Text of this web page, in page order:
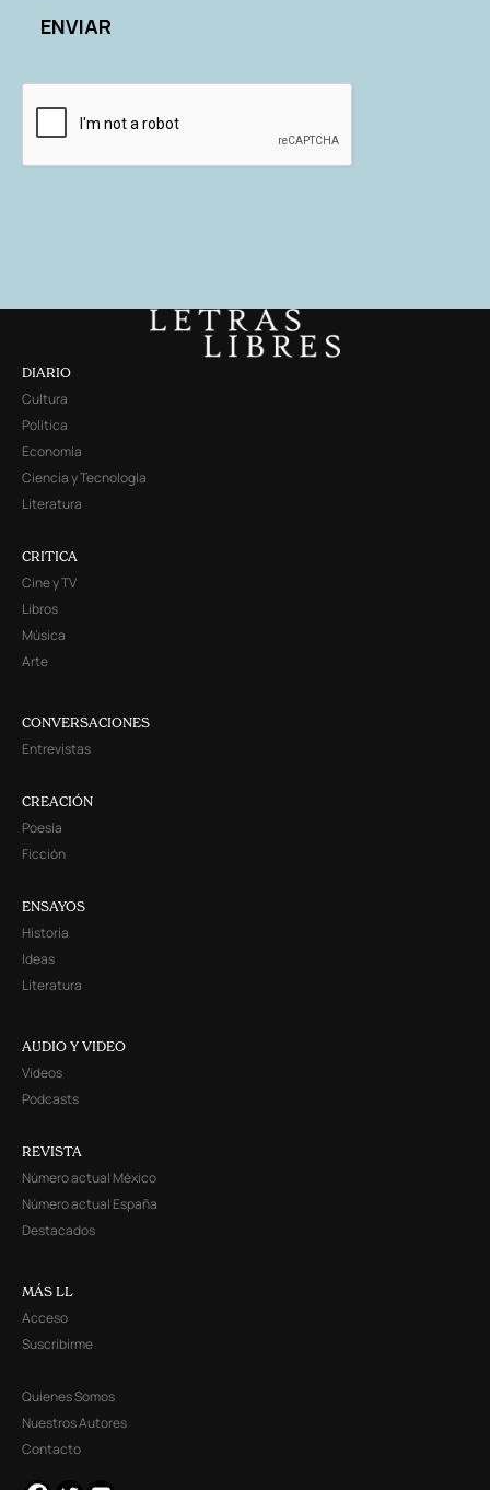
DIARIO
Cultura
Política
Economía
Ciencia y Tecnología
Literatura
CRITICA
Cine y TV
Libros
Música
Arte
CONVERSACIONES
Entrevistas
CREACIÓN
Poesía
Ficción
ENSAYOS
Historia
Ideas
Literatura
AUDIO Y VIDEO
Videos
Podcasts
REVISTA
Número actual México
Número actual España
Destacados
MÁS LL
Acceso
Suscribirme
Quienes Somos
Nuestros Autores
Contacto